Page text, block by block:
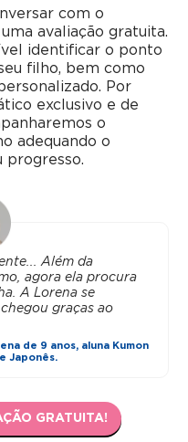
com o
avaliação gratuita.
identificar o ponto
filho, bem como
Por
exclusivo e de
o
adequando o
progresso.
Além da
agora ela procura
A Lorena se
graças ao
de 9 anos, aluna Kumon
Japonês.
GRATUITA!